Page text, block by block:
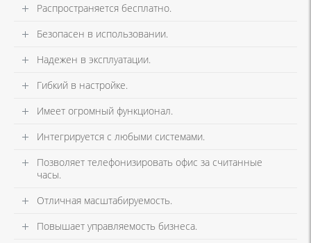
Распространяется бесплатно.
Безопасен в использовании.
Надежен в эксплуатации.
Гибкий в настройке.
Имеет огромный функционал.
Интегрируется с любыми системами.
Позволяет телефонизировать офис за считанные
часы.
Отличная масштабируемость.
Повышает управляемость бизнеса.